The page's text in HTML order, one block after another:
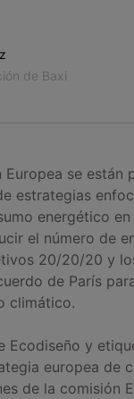
de Baxi
Europea se están
estrategias
energético
el número de
20/20/20 y
de París
climático.
Ecodiseño y
europea de
de la comisión